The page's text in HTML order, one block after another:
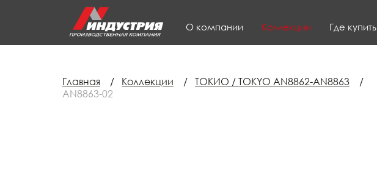
О компании Коллекции Где купить
Главная / Коллекции / ТОКИО / TOKYO AN8862-AN8863
/
AN8863-02